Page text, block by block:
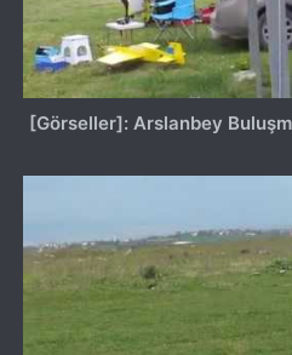
[Görseller]: Arslanbey